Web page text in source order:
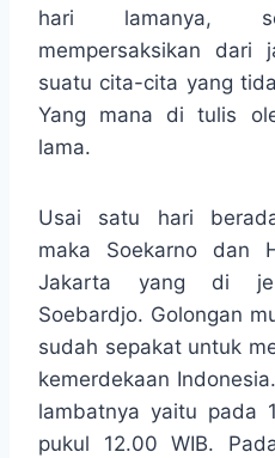
hari lamanya,
mempersaksikan dari
suatu cita-cita yang
Yang mana di tulis
lama.
Usai satu hari
maka Soekarno dan
Jakarta yang di
Soebardjo. Golongan
sudah sepakat untuk
kemerdekaan
lambatnya yaitu pada
pukul 12.00 WIB.